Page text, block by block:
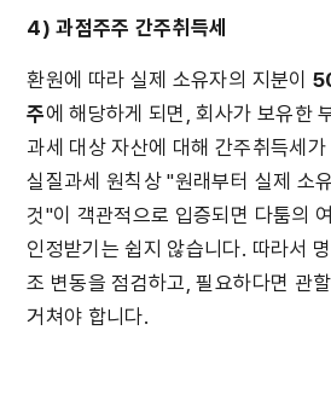
4) 과점주주 간주취득세
환원에 따라 실제 소유자의 지분이
주에 해당하게 되면, 회사가 보유한
과세 대상 자산에 대해 간주취득세
실질과세 원칙상 "원래부터 실제 소
것"이 객관적으로 입증되면 다툼의
인정받기는 쉽지 않습니다. 따라서
조 변동을 점검하고, 필요하다면 관
거쳐야 합니다.